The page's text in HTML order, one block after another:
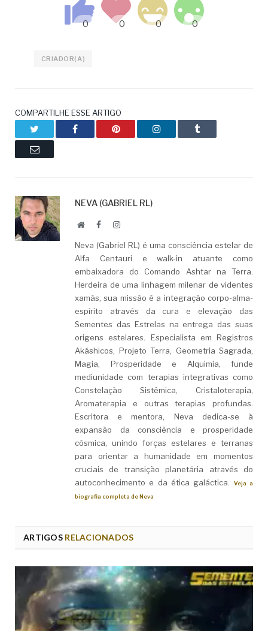
CRIADOR(A)
COMPARTILHE ESSE ARTIGO
Facebook Pinterest LinkedIn Tumblr
Email
NEVA (GABRIEL RL)
WebsiteFacebookLinkedIn
Neva (Gabriel RL) é uma consciência estelar de
Alfa Centauri e walk-in atuante como
embaixadora do Comando Ashtar na Terra.
Herdeira de uma linhagem milenar de videntes
xamãs, sua missão é a integração corpo-alma-
espírito através da cura e elevação das
Sementes das Estrelas na entrega das suas
origens estelares. Especialista em Registros
Akáshicos, Projeto Terra, Geometria Sagrada,
Magia, Prosperidade e Alquimia, funde
mediunidade com terapias integrativas como
Constelação Sistêmica, Cristaloterapia,
Aromaterapia e outras terapias profundas.
Escritora e mentora, Neva dedica-se à
expansão da consciência e prosperidade
cósmica, unindo forças estelares e terranas
para orientar a humanidade em momentos
cruciais de transição planetária através do
autoconhecimento e da ética galáctica.
Veja a
biografia completa de Neva
ARTIGOSRELACIONADOS